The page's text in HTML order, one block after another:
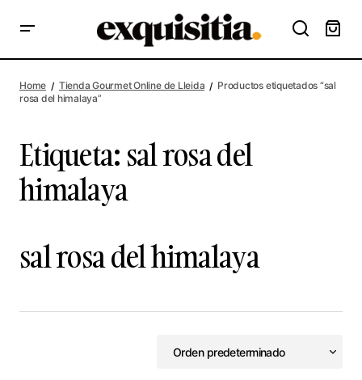
Home Tienda Gourmet Online de Lleida
Productos etiquetados “sal
rosa del himalaya”
Etiqueta:sal rosa del
himalaya
sal rosa del himalaya